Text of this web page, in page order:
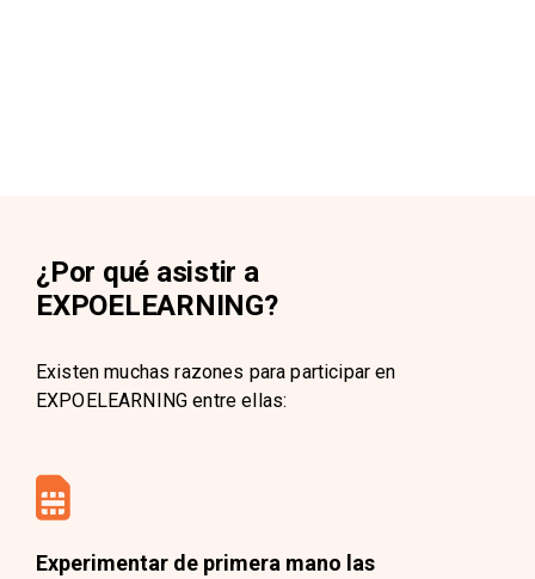
¿Por qué asistir a
EXPOELEARNING?
Existen muchas razones para participar en
EXPOELEARNING entre ellas:
Experimentar de primera mano las